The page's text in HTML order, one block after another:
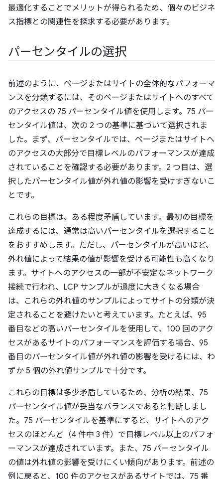
最適化することでメリットが得られるため、個々のビジネ
ス指標との関連性を探求する必要があります。
パーセンタイルの選択
前述のように、ページまたはサイトの全体的なパフォーマ
ンスを分類するには、そのページまたはサイトへのすべて
のアクセスの 75 パーセンタイル値を使用します。75 パー
センタイル値は、次の 2 つの基準に基づいて選択されま
した。まず、パーセンタイルでは、ページまたはサイトへ
のアクセスの大部分で目標レベルのパフォーマンスが達成
されていることを確認する必要があります。2 つ目は、選
択したパーセンタイル値が外れ値の影響を受けすぎないこ
とです。
これらの目標は、ある程度矛盾しています。最初の目標を
達成するには、通常は高いパーセンタイルを選択すること
をおすすめします。ただし、パーセンタイルが高いほど、
外れ値によって結果の値が影響を受ける可能性も高くなり
ます。サイトへのアクセスの一部が不安定なネットワーク
接続で行われ、LCP サンプルが過度に大きくなる場合
は、これらの外れ値のサンプルによってサイトの分類が決
定されることを避けたいと考えています。たとえば、95
番目などの高いパーセンタイルを使用して、100 回のアク
セスがあるサイトのパフォーマンスを評価する場合、95
番目のパーセンタイル値が外れ値の影響を受けるには、わ
ずか 5 個の外れ値サンプルで十分です。
これらの目標は多少矛盾しているため、分析の結果、75
パーセンタイル値が妥当なバランスであると判断しまし
た。75 パーセンタイルを基準にすると、サイトへのアク
セスのほとんど（4 件中 3 件）で目標レベル以上のパフォ
ーマンスが達成されています。また、75 パーセンタイル
の値は外れ値の影響を受けにくい傾向があります。前述の
例に戻ると、100 件のアクセスがあるサイトでは、75 番